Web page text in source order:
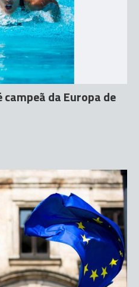
campeã da Europa de